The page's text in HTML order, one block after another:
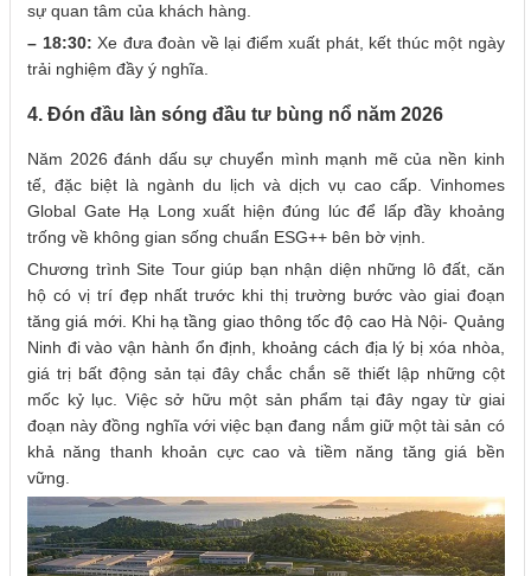
sự quan tâm của khách hàng.
– 18:30: Xe đưa đoàn về lại điểm xuất phát, kết thúc một ngày
trải nghiệm đầy ý nghĩa.
4. Đón đầu làn sóng đầu tư bùng nổ năm 2026
Năm 2026 đánh dấu sự chuyển mình mạnh mẽ của nền kinh
tế, đặc biệt là ngành du lịch và dịch vụ cao cấp. Vinhomes
Global Gate Hạ Long xuất hiện đúng lúc để lấp đầy khoảng
trống về không gian sống chuẩn ESG++ bên bờ vịnh.
Chương trình Site Tour giúp bạn nhận diện những lô đất, căn
hộ có vị trí đẹp nhất trước khi thị trường bước vào giai đoạn
tăng giá mới. Khi hạ tầng giao thông tốc độ cao Hà Nội- Quảng
Ninh đi vào vận hành ổn định, khoảng cách địa lý bị xóa nhòa,
giá trị bất động sản tại đây chắc chắn sẽ thiết lập những cột
mốc kỷ lục. Việc sở hữu một sản phẩm tại đây ngay từ giai
đoạn này đồng nghĩa với việc bạn đang nắm giữ một tài sản có
khả năng thanh khoản cực cao và tiềm năng tăng giá bền
vững.